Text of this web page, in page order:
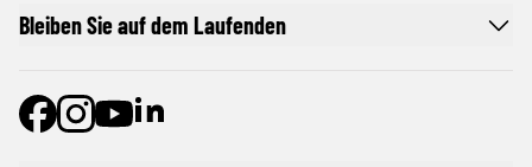
Bleiben Sie auf dem Laufenden